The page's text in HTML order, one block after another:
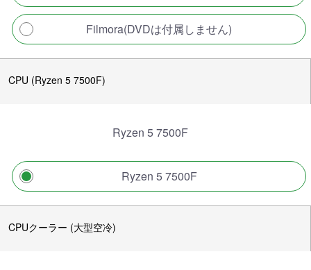
Filmora(DVDは付属しません)
CPU (Ryzen 5 7500F)
Ryzen 5 7500F
Ryzen 5 7500F
CPUクーラー (大型空冷)